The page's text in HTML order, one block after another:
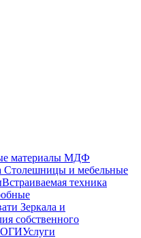
материалы МДФ
Столешницы и мебельные
Встраиваемая техника
Зеркала и
собственного
Услуги